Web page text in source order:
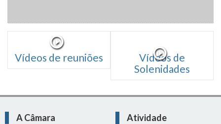
Vídeos de reuniões
Vídeos de
Solenidades
A Câmara
Atividade